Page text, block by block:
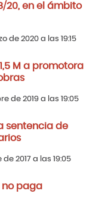
20, en el ámbito
de 2020 a las 19:15
M a promotora
de 2019 a las 19:05
sentencia de
2017 a las 19:05
no paga